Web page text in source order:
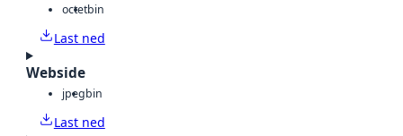
octetbin
Last ned
Webside
jpegbin
Last ned